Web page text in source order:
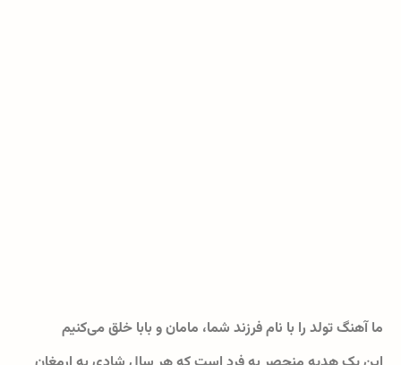
ما آهنگ تولد را با نام فرزند شما، مامان و بابا خلق می‌کنیم